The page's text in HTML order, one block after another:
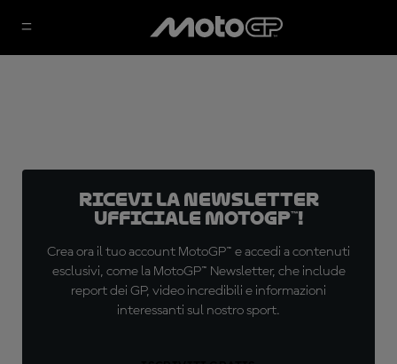
Ricevi la newsletter
ufficiale MotoGP™!
Crea ora il tuo account MotoGP™ e accedi a contenuti
esclusivi, come la MotoGP™ Newsletter, che include
report dei GP, video incredibili e informazioni
interessanti sul nostro sport.